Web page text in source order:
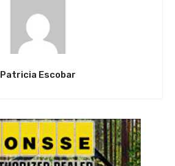
Patricia Escobar